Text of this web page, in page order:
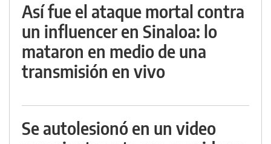
Así fue el ataque mortal contra
un influencer en Sinaloa: lo
mataron en medio de una
transmisión en vivo
Se autolesionó en un video